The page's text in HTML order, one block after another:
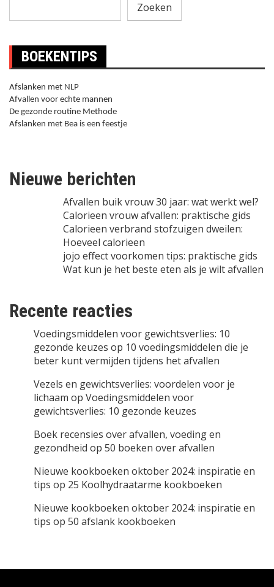
Zoeken
BOEKENTIPS
Afslanken met NLP
Afvallen voor echte mannen
De gezonde routine Methode
Afslanken met Bea is een feestje
Nieuwe berichten
Afvallen buik vrouw 30 jaar: wat werkt wel?
Calorieen vrouw afvallen: praktische gids
Calorieen verbrand stofzuigen dweilen:
Hoeveel calorieen
jojo effect voorkomen tips: praktische gids
Wat kun je het beste eten als je wilt afvallen
Recente reacties
Voedingsmiddelen voor gewichtsverlies: 10
gezonde keuzes op 10 voedingsmiddelen die je
beter kunt vermijden tijdens het afvallen
Vezels en gewichtsverlies: voordelen voor je
lichaam op Voedingsmiddelen voor
gewichtsverlies: 10 gezonde keuzes
Boek recensies over afvallen, voeding en
gezondheid op 50 boeken over afvallen
Nieuwe kookboeken oktober 2024: inspiratie en
tips op 25 Koolhydraatarme kookboeken
Nieuwe kookboeken oktober 2024: inspiratie en
tips op 50 afslank kookboeken